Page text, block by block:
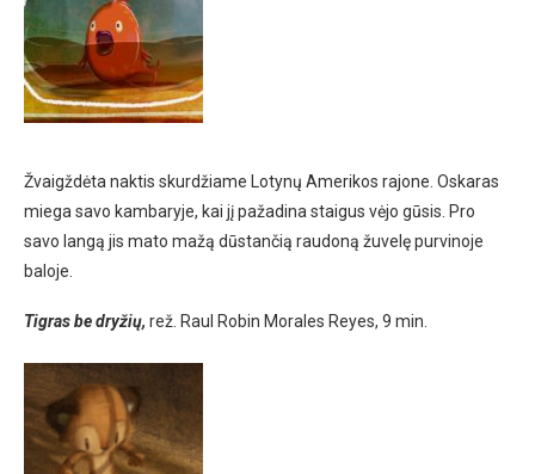
Žvaigždėta naktis skurdžiame Lotynų Amerikos rajone. Oskaras
miega savo kambaryje, kai jį pažadina staigus vėjo gūsis. Pro
savo langą jis mato mažą dūstančią raudoną žuvelę purvinoje
baloje.
Tigras be dryžių, rež. Raul Robin Morales Reyes, 9 min.